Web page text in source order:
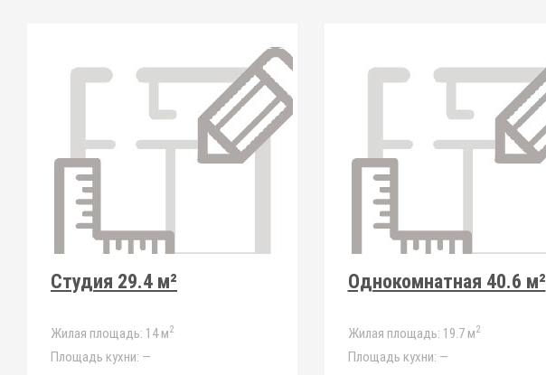
Студия 29.4 м²
Жилая площадь: 14 м2
Площадь кухни: —
Однокомнатная 40.6 м²
Жилая площадь: 19.7 м2
Площадь кухни: —